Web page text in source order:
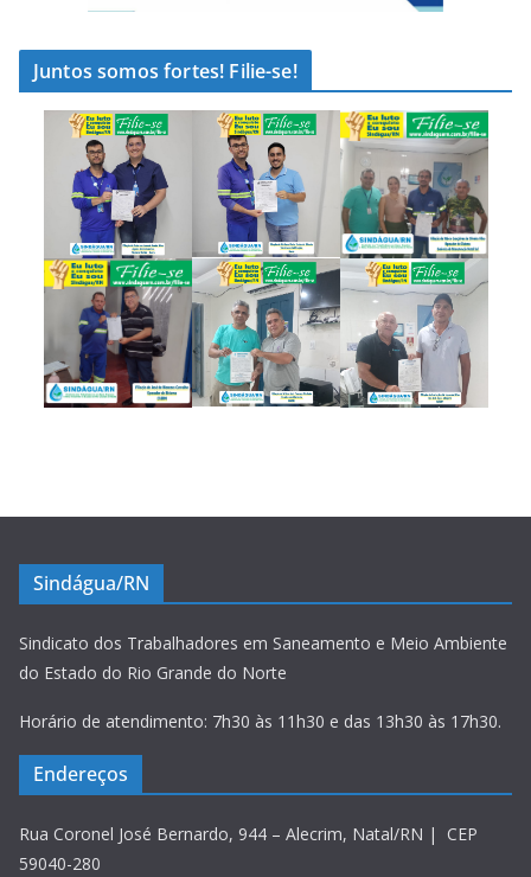
Juntos somos fortes! Filie-se!
Sindágua/RN
Sindicato dos Trabalhadores em Saneamento e Meio Ambiente
do Estado do Rio Grande do Norte
Horário de atendimento: 7h30 às 11h30 e das 13h30 às 17h30.
Endereços
Rua Coronel José Bernardo, 944 – Alecrim, Natal/RN | CEP
59040-280